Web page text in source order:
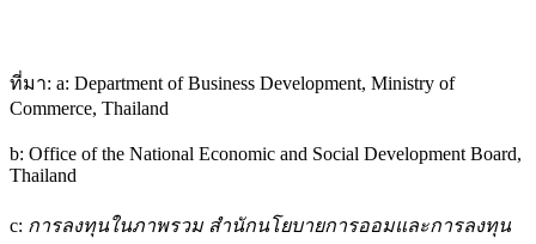
ที่มา: a: Department of Business Development, Ministry of
Commerce, Thailand
b: Office of the National Economic and Social Development Board,
Thailand
c: การลงทุนในภาพรวม สำนักนโยบายการออมและการลงทุน